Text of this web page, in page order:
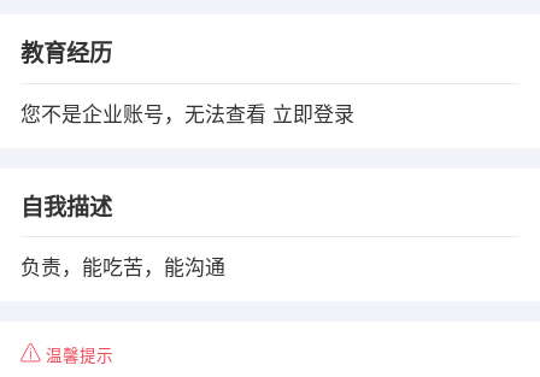
教育经历
您不是企业账号，无法查看 立即登录
自我描述
负责，能吃苦，能沟通
温馨提示